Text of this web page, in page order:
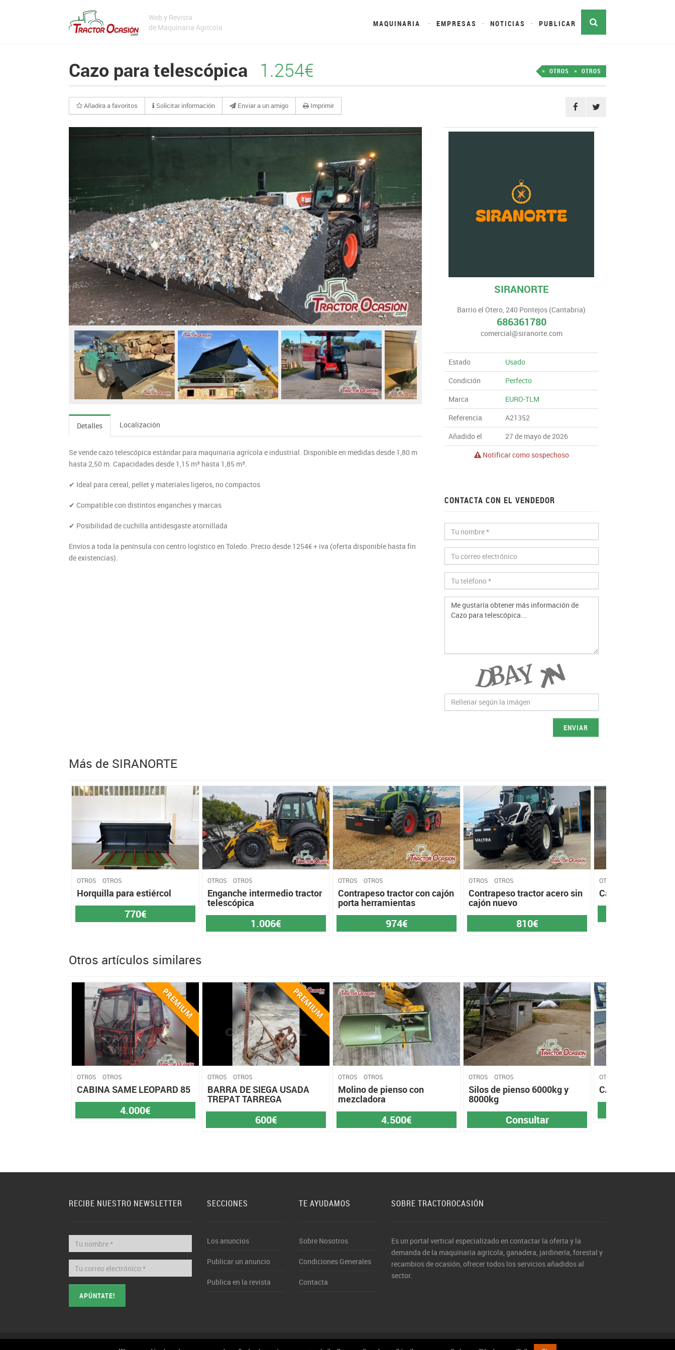
Web y Revista
de Maquinaria Agrícola
MAQUINARIA EMPRESAS NOTICIAS PUBLICAR
OTROS
OTROS
Cazo para telescópica 1.254€
Añadira a favoritos Solicitar información Enviar a un amigo Imprimir
Detalles Localización
Se vende cazo telescópica estándar para maquinaria agrícola e industrial. Disponible en medidas desde 1,80 m
hasta 2,50 m. Capacidades desde 1,15 m³ hasta 1,85 m³.
✔ Ideal para cereal, pellet y materiales ligeros, no compactos
✔ Compatible con distintos enganches y marcas
✔ Posibilidad de cuchilla antidesgaste atornillada
Envíos a toda la península con centro logístico en Toledo. Precio desde 1254€ + iva (oferta disponible hasta fin
de existencias).
SIRANORTE
Barrio el Otero, 240 Pontejos (Cantabria)
686361780
comercial@siranorte.com
Estado
Usado
Condición
Perfecto
Marca
EURO-TLM
Referencia
A21352
Añadido el
27 de mayo de 2026
Notificar como sospechoso
CONTACTA CON EL VENDEDOR
ENVIAR
Más de SIRANORTE
OTROS OTROS
Horquilla para estiércol
770€
OTROS OTROS
Enganche intermedio tractor
telescópica
1.006€
OTROS OTROS
Contrapeso tractor con cajón
porta herramientas
974€
OTROS OTROS
Contrapeso tractor acero sin
cajón nuevo
810€
OTROS
Cazo cereal para
Otros artículos similares
OTROS OTROS
CABINA SAME LEOPARD 85
4.000€
OTROS OTROS
BARRA DE SIEGA USADA
TREPAT TARREGA
600€
OTROS OTROS
Molino de pienso con
mezcladora
4.500€
OTROS OTROS
Silos de pienso 6000kg y
8000kg
Consultar
OTROS
CAZO CEREAL
RECIBE NUESTRO NEWSLETTER
APÚNTATE!
SECCIONES
Los anuncios
Publicar un anuncio
Publica en la revista
TE AYUDAMOS
Sobre Nosotros
Condiciones Generales
Contacta
SOBRE TRACTOROCASIÓN
Es un portal vertical especializado en contactar la oferta y la
demanda de la maquinaria agrícola, ganadera, jardinería, forestal y
recambios de ocasión, ofrecer todos los servicios añadidos al
sector.
© 2026 TractorOcasión. Todos los derechos reservados